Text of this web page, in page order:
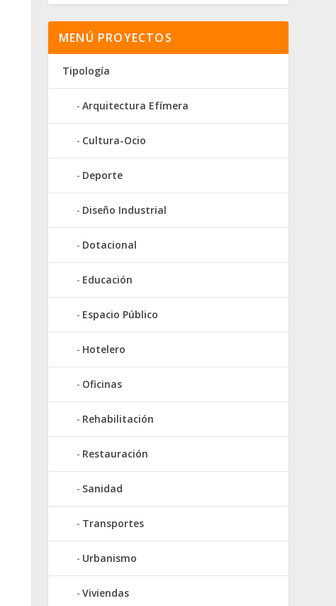
MENÚ PROYECTOS
Tipología
Arquitectura Efímera
Cultura-Ocio
Deporte
Diseño Industrial
Dotacional
Educación
Espacio Público
Hotelero
Oficinas
Rehabilitación
Restauración
Sanidad
Transportes
Urbanismo
Viviendas